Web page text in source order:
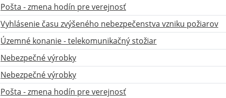
Pošta - zmena hodín pre verejnosť
Vyhlásenie času zvýšeného nebezpečenstva vzniku požiarov
Územné konanie - telekomunikačný stožiar
Nebezpečné výrobky
Nebezpečné výrobky
Pošta - zmena hodín pre verejnosť